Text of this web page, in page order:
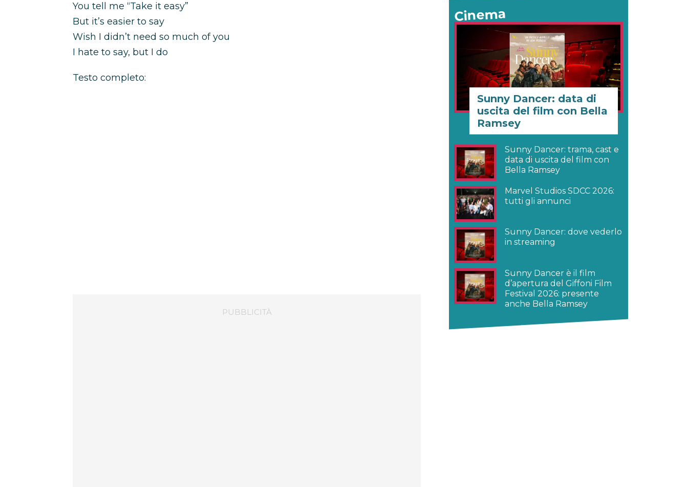
You tell me “Take it easy”
But it’s easier to say
Wish I didn’t need so much of you
I hate to say, but I do
Testo completo:
Cinema
Sunny Dancer: data di
uscita del film con Bella
Ramsey
Sunny Dancer: trama, cast e
data di uscita del film con
Bella Ramsey
Marvel Studios SDCC 2026:
tutti gli annunci
Sunny Dancer: dove vederlo
in streaming
Sunny Dancer è il film
d’apertura del Giffoni Film
Festival 2026: presente
anche Bella Ramsey